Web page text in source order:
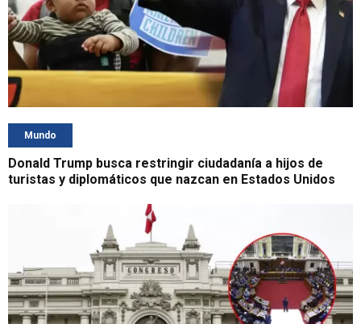
Mundo
Donald Trump busca restringir ciudadanía a hijos de
turistas y diplomáticos que nazcan en Estados Unidos